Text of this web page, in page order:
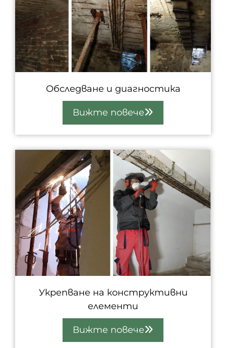
Обследване и диагностика
Вижте повече
Укрепване на конструктивни
елементи
Вижте повече